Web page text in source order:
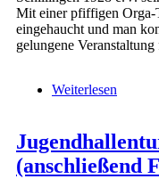
Mit einer pfiffigen Orga-
eingehaucht und man
gelungene Veranstaltung
Weiterlesen
(anschließend